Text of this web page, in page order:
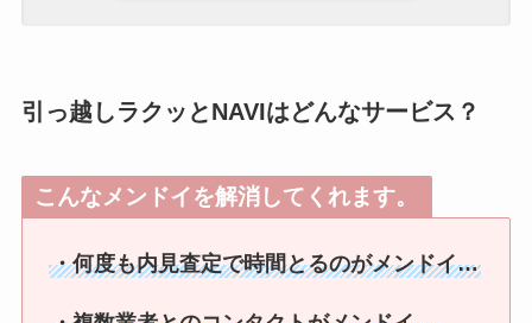
引っ越しラクッとNAVIはどんなサービス？
こんなメンドイを解消してくれます。
・何度も内見査定で時間とるのがメンドイ…